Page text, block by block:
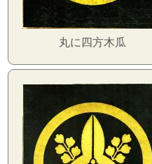
丸に四方木瓜